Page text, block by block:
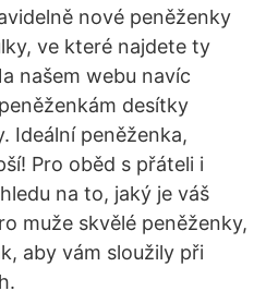
nové peněženky
ve které najdete ty
našem webu navíc
desítky
Ideální peněženka,
Pro oběd s přáteli i
na to, jaký je váš
muže skvělé peněženky,
aby vám sloužily při